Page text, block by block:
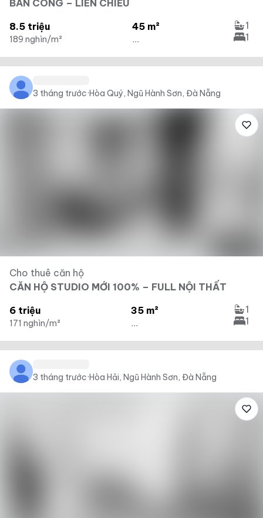
BAN CÔNG – LIÊN CHIỂU
8.5 triệu
189 nghìn/m²
45 m²
...
1
1
3 tháng trước·Hòa Quý, Ngũ Hành Sơn, Đà Nẵng
Cho thuê căn hộ
CĂN HỘ STUDIO MỚI 100% – FULL NỘI THẤT
6 triệu
171 nghìn/m²
35 m²
...
1
1
3 tháng trước·Hòa Hải, Ngũ Hành Sơn, Đà Nẵng